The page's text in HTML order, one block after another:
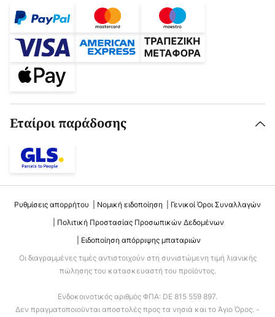
Εταίροι παράδοσης
Ρυθμίσεις απορρήτου Νομική ειδοποίηση
Γενικοί Όροι Συναλλαγών
Πολιτική Προστασίας Προσωπικών Δεδομένων
Ειδοποίηση απόρριψης μπαταριών
Οι διαγραμμένες τιμές αντιστοιχούν στη συνιστώμενη τιμή λιανικής
πώλησης του κατασκευαστή του προϊόντος.
Ενδοκοινοτικός αριθμός ΦΠΑ: DE 815 559 897.
Δεν πραγματοποιούνται αποστολές προς τα νησιά και το Άγιο Όρος. -